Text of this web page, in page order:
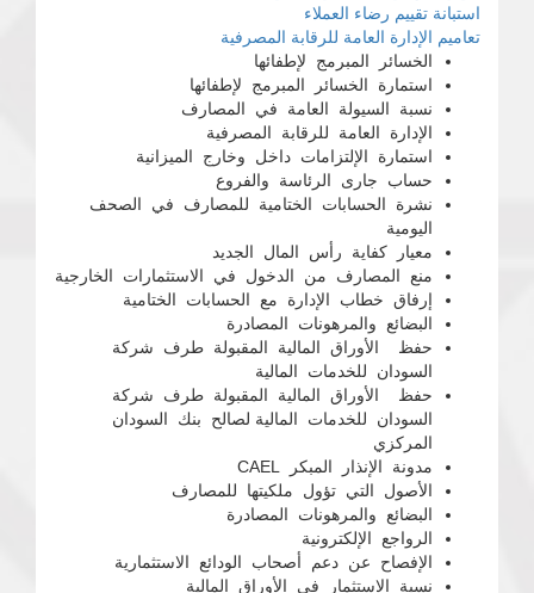
استبانة تقييم رضاء العملاء
تعاميم الإدارة العامة للرقابة المصرفية
الخسائر المبرمج لإطفائها
استمارة الخسائر المبرمج لإطفائها
نسبة السيولة العامة في المصارف
الإدارة العامة للرقابة المصرفية
استمارة الإلتزامات داخل وخارج الميزانية
حساب جارى الرئاسة والفروع
نشرة الحسابات الختامية للمصارف في الصحف
اليومية
معيار كفاية رأس المال الجديد
منع المصارف من الدخول في الاستثمارات الخارجية
إرفاق خطاب الإدارة مع الحسابات الختامية
البضائع والمرهونات المصادرة
حفظ الأوراق المالية المقبولة طرف شركة
السودان للخدمات المالية
حفظ الأوراق المالية المقبولة طرف شركة
السودان للخدمات المالية لصالح بنك السودان
المركزي
مدونة الإنذار المبكر CAEL
الأصول التي تؤول ملكيتها للمصارف
البضائع والمرهونات المصادرة
الرواجع الإلكترونية
الإفصاح عن دعم أصحاب الودائع الاستثمارية
نسبة الاستثمار في الأوراق المالية